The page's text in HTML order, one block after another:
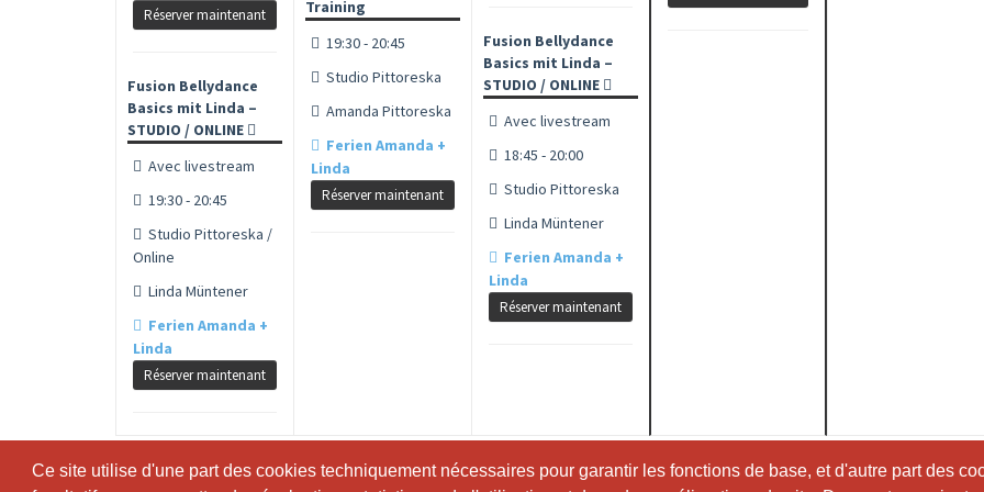
Ce site utilise d'une part des cookies techniquement nécessaires pour garantir les fonctions de base, et d'autre part des
Ce site utilise d'une part des cookies techniquement nécessaires pour garantir les fonctions de base, et d'autre part des
Réserver maintenant
Fusion Bellydance
Basics mit Linda –
STUDIO / ONLINE
Avec livestream
19:30 - 20:45
Studio Pittoreska /
Online
Linda Müntener
Ferien Amanda +
Linda
Réserver maintenant
Training
19:30 - 20:45
Studio Pittoreska
Amanda Pittoreska
Ferien Amanda +
Linda
Réserver maintenant
Fusion Bellydance
Basics mit Linda –
STUDIO / ONLINE
Avec livestream
18:45 - 20:00
Studio Pittoreska
Linda Müntener
Ferien Amanda +
Linda
Réserver maintenant